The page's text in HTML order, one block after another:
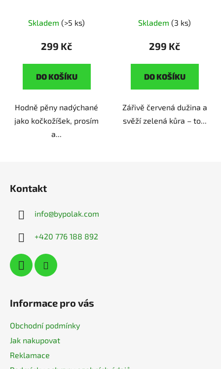
Skladem (>5 ks)
299 Kč
DO KOŠÍKU
Hodně pěny nadýchané
jako kočkožíšek, prosím
a...
letní pohody
Skladem (3 ks)
299 Kč
DO KOŠÍKU
Zářivě červená dužina a
svěží zelená kůra – to...
Kontakt
info@bypolak.com
+420 776 188 892
Informace pro vás
Obchodní podmínky
Jak nakupovat
Reklamace